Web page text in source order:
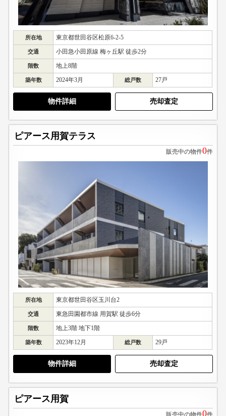
所在地 東京都世田谷区松原6-2-5
交通 小田急小田原線 梅ヶ丘駅 徒歩2分
階数 地上8階
築年数 2024年3月 総戸数 27戸
物件詳細 売却査定
ピアース用賀テラス
販売中の物件0件
所在地 東京都世田谷区玉川台2
交通 東急田園都市線 用賀駅 徒歩6分
階数 地上3階 地下1階
築年数 2023年12月 総戸数 29戸
物件詳細 売却査定
ピアース用賀
販売中の物件0件